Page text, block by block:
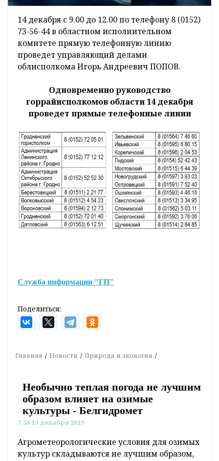
14 декабря с 9.00 до 12.00 по телефону 8 (0152)
73-56-44 в областном исполнительном
комитете прямую телефонную линию
проведет управляющий делами
облисполкома Игорь Андреевич ПОПОВ.
Одновременно руководство
горрайисполкомов области 14 декабря
проведет прямые телефонные линии
Служба информации "ГП"
Поделиться:
Главная Новости Природа и экология
Необычно теплая погода не лучшим
образом влияет на озимые
культуры - Белгидромет
7:58 13 декабря 2019